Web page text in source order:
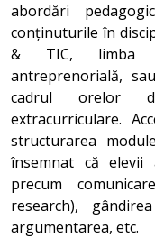
abordări
conținuturile în
& TIC, limba
antreprenorială,
cadrul orelor
extracurriculare.
structurarea
însemnat că elevii
precum
research),
argumentarea, etc.